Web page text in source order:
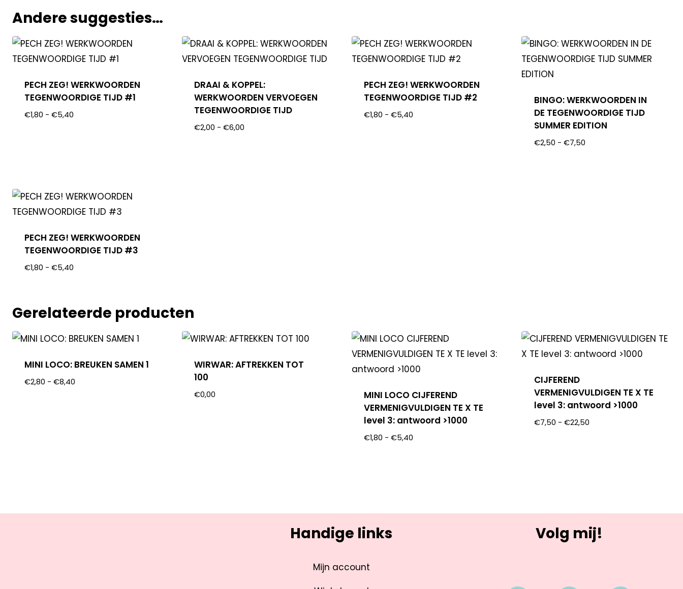
Andere suggesties…
PECH ZEG! WERKWOORDEN
TEGENWOORDIGE TIJD #1
€1,80 - €5,40
DRAAI & KOPPEL:
WERKWOORDEN VERVOEGEN
TEGENWOORDIGE TIJD
€2,00 - €6,00
PECH ZEG! WERKWOORDEN
TEGENWOORDIGE TIJD #2
€1,80 - €5,40
BINGO: WERKWOORDEN IN
DE TEGENWOORDIGE TIJD
SUMMER EDITION
€2,50 - €7,50
PECH ZEG! WERKWOORDEN
TEGENWOORDIGE TIJD #3
€1,80 - €5,40
Gerelateerde producten
MINI LOCO: BREUKEN SAMEN 1
€2,80 - €8,40
WIRWAR: AFTREKKEN TOT
100
€0,00
MINI LOCO CIJFEREND
VERMENIGVULDIGEN TE X TE
level 3: antwoord >1000
€1,80 - €5,40
CIJFEREND
VERMENIGVULDIGEN TE X TE
level 3: antwoord >1000
€7,50 - €22,50
Handige links
Mijn account
Volg mij!